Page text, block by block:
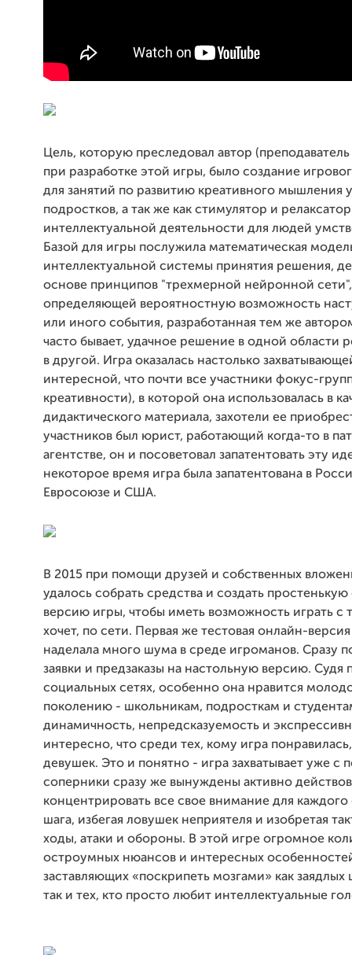
Цель, которую преследовал автор
при разработке этой игры, было создание
для занятий по развитию креативного мышления
подростков, а так же как стимулятор и релаксатор
интеллектуальной деятельности для людей
Базой для игры послужила математическая
интеллектуальной системы принятия решения,
основе принципов "трехмерной нейронной сети",
определяющей вероятностную возможность
или иного события, разработанная тем же
часто бывает, удачное решение в одной области
в другой. Игра оказалась настолько
интересной, что почти все участники фокус-
креативности), в которой она использовалась в
дидактического материала, захотели ее
участников был юрист, работающий когда-то в
агентстве, он и посоветовал запатентовать эту
некоторое время игра была запатентована в
Евросоюзе и США.
В 2015 при помощи друзей и собственных
удалось собрать средства и создать
версию игры, чтобы иметь возможность играть с
хочет, по сети. Первая же тестовая онлайн-
наделала много шума в среде игроманов. Сразу
заявки и предзаказы на настольную версию. Судя
социальных сетях, особенно она нравится
поколению - школьникам, подросткам и
динамичность, непредсказуемость и
интересно, что среди тех, кому игра
девушек. Это и понятно - игра захватывает уже с
соперники сразу же вынуждены активно
концентрировать все свое внимание для
шага, избегая ловушек неприятеля и изобретая
ходы, атаки и обороны. В этой игре огромное
остроумных нюансов и интересных
заставляющих «поскрипеть мозгами» как заядлых
так и тех, кто просто любит интеллектуальные